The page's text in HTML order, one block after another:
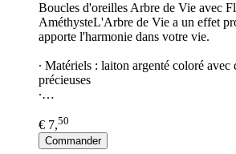
Boucles d'oreilles Arbre de Vie avec
AméthysteL'Arbre de Vie a un effet
apporte l'harmonie dans votre vie.
∙ Matériels : laiton argenté coloré avec
précieuses
∙…
€ 7,50
Commander